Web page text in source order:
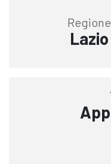
Regione
Lazio